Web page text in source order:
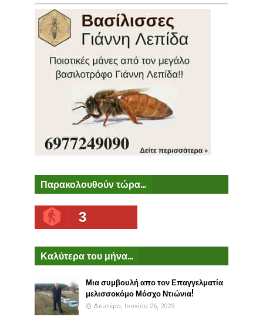
Παρακολουθούν τώρα...
3
Καλύτερα του μήνα...
Μια συμβουλή απο τον Επαγγελματία
μελισσοκόμο Μόσχο Ντιώνια!
Δευτέρα, Ιουνίου 26, 2023